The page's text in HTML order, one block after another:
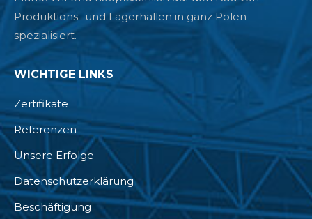
Produktions- und Lagerhallen in ganz Polen
spezialisiert.
WICHTIGE LINKS
Zertifikate
Referenzen
Unsere Erfolge
Datenschutzerklärung
Beschäftigung